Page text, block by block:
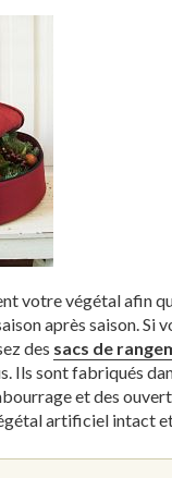
votre végétal afin
après saison. Si
des sacs de
Ils sont fabriqués
et des
artificiel intact et